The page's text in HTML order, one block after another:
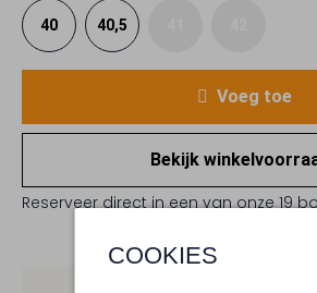
COOKIES
40 40,5
Voeg toe
Bekijk
Reserveer direct in een van onze 19